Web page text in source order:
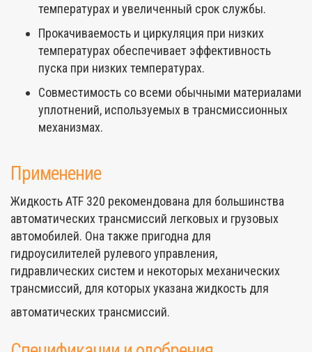
температурах и увеличенный срок службы.
Прокачиваемость и циркуляция при низких
температурах обеспечивает эффективность
пуска при низких температурах.
Совместимость со всеми обычными материалами
уплотнений, используемых в трансмиссионных
механизмах.
Применение
Жидкость ATF 320 рекомендована для большинства
автоматических трансмиссий легковых и грузовых
автомобилей. Она также пригодна для
гидроусилителей рулевого управления,
гидравлических систем и некоторых механических
трансмиссий, для которых указана жидкость для
автоматических трансмиссий.